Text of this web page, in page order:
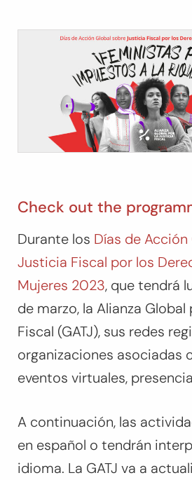
Check out the
Durante los Días de
Justicia Fiscal por los
Mujeres 2023, que tendrá
de marzo, la Alianza
Fiscal (GATJ), sus redes
organizaciones asociadas
eventos virtuales,
A continuación, las
en español o tendrán
idioma. La GATJ va a